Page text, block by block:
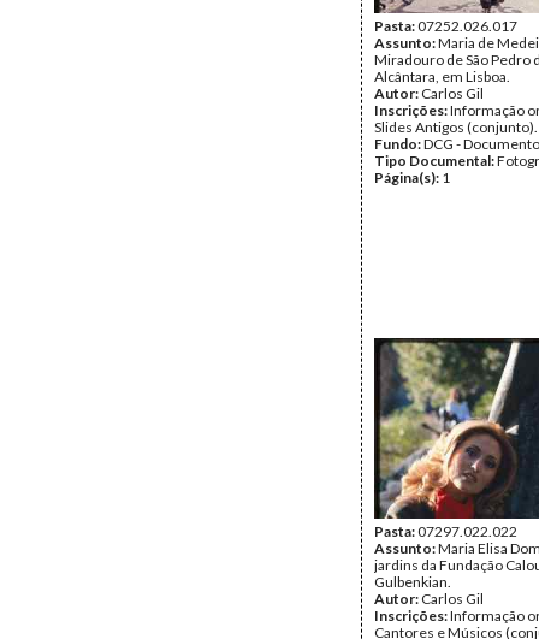
Pasta:07252.026.017
Assunto:Maria de
Miradouro de São Pedro
Alcântara, em Lisboa.
Autor: Carlos Gil
Inscrições:Informação
Slides Antigos (conjunto).
Fundo:DCG -
Tipo Documental:
Página(s): 1
Pasta:07297.022.022
Assunto:Maria Elisa
jardins da Fundação
Gulbenkian.
Autor: Carlos Gil
Inscrições:Informação
Cantores e Músicos